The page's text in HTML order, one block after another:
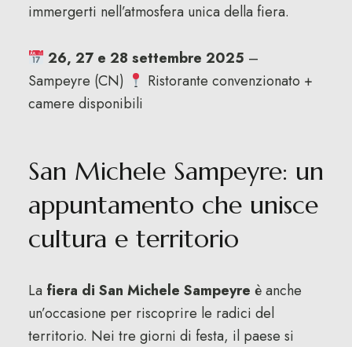
immergerti nell’atmosfera unica della fiera.
26, 27 e 28 settembre 2025 –
Sampeyre (CN)
Ristorante convenzionato +
camere disponibili
San Michele Sampeyre: un
appuntamento che unisce
cultura e territorio
La fiera di San Michele Sampeyre è anche
un’occasione per riscoprire le radici del
territorio. Nei tre giorni di festa, il paese si